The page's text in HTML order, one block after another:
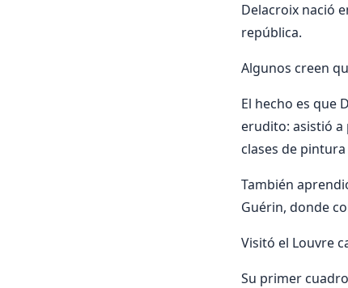
Delacroix nació
república.
Algunos creen
El hecho es que
erudito: asistió a
clases de pintura
También
Guérin, donde
Visitó el Louvre
Su primer